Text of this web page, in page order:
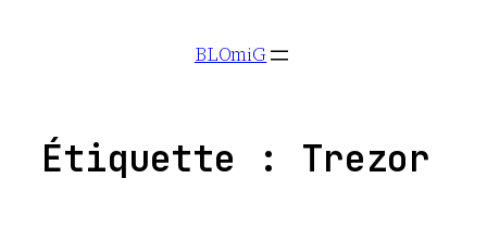
BLOmiG
Étiquette : Trezor